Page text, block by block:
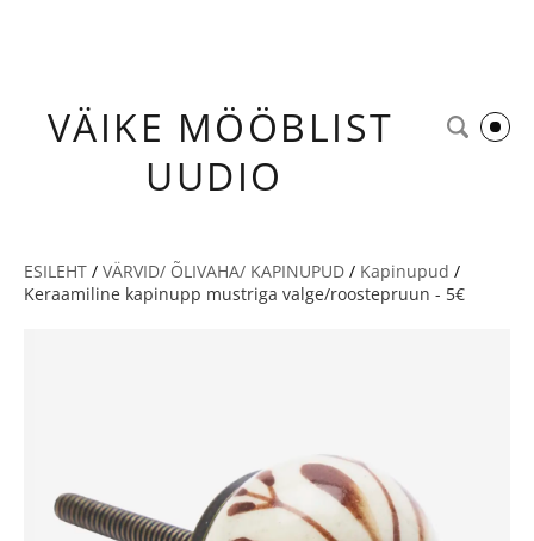
VÄIKE MÖÖBLIST
UUDIO
ESILEHT / VÄRVID/ ÕLIVAHA/ KAPINUPUD / Kapinupud /
Keraamiline kapinupp mustriga valge/roostepruun - 5€